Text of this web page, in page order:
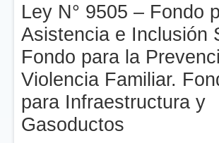
Ley N° 9505 – Fondo
Asistencia e Inclusión
Fondo para la
Violencia Familiar.
para Infraestructura y
Gasoductos